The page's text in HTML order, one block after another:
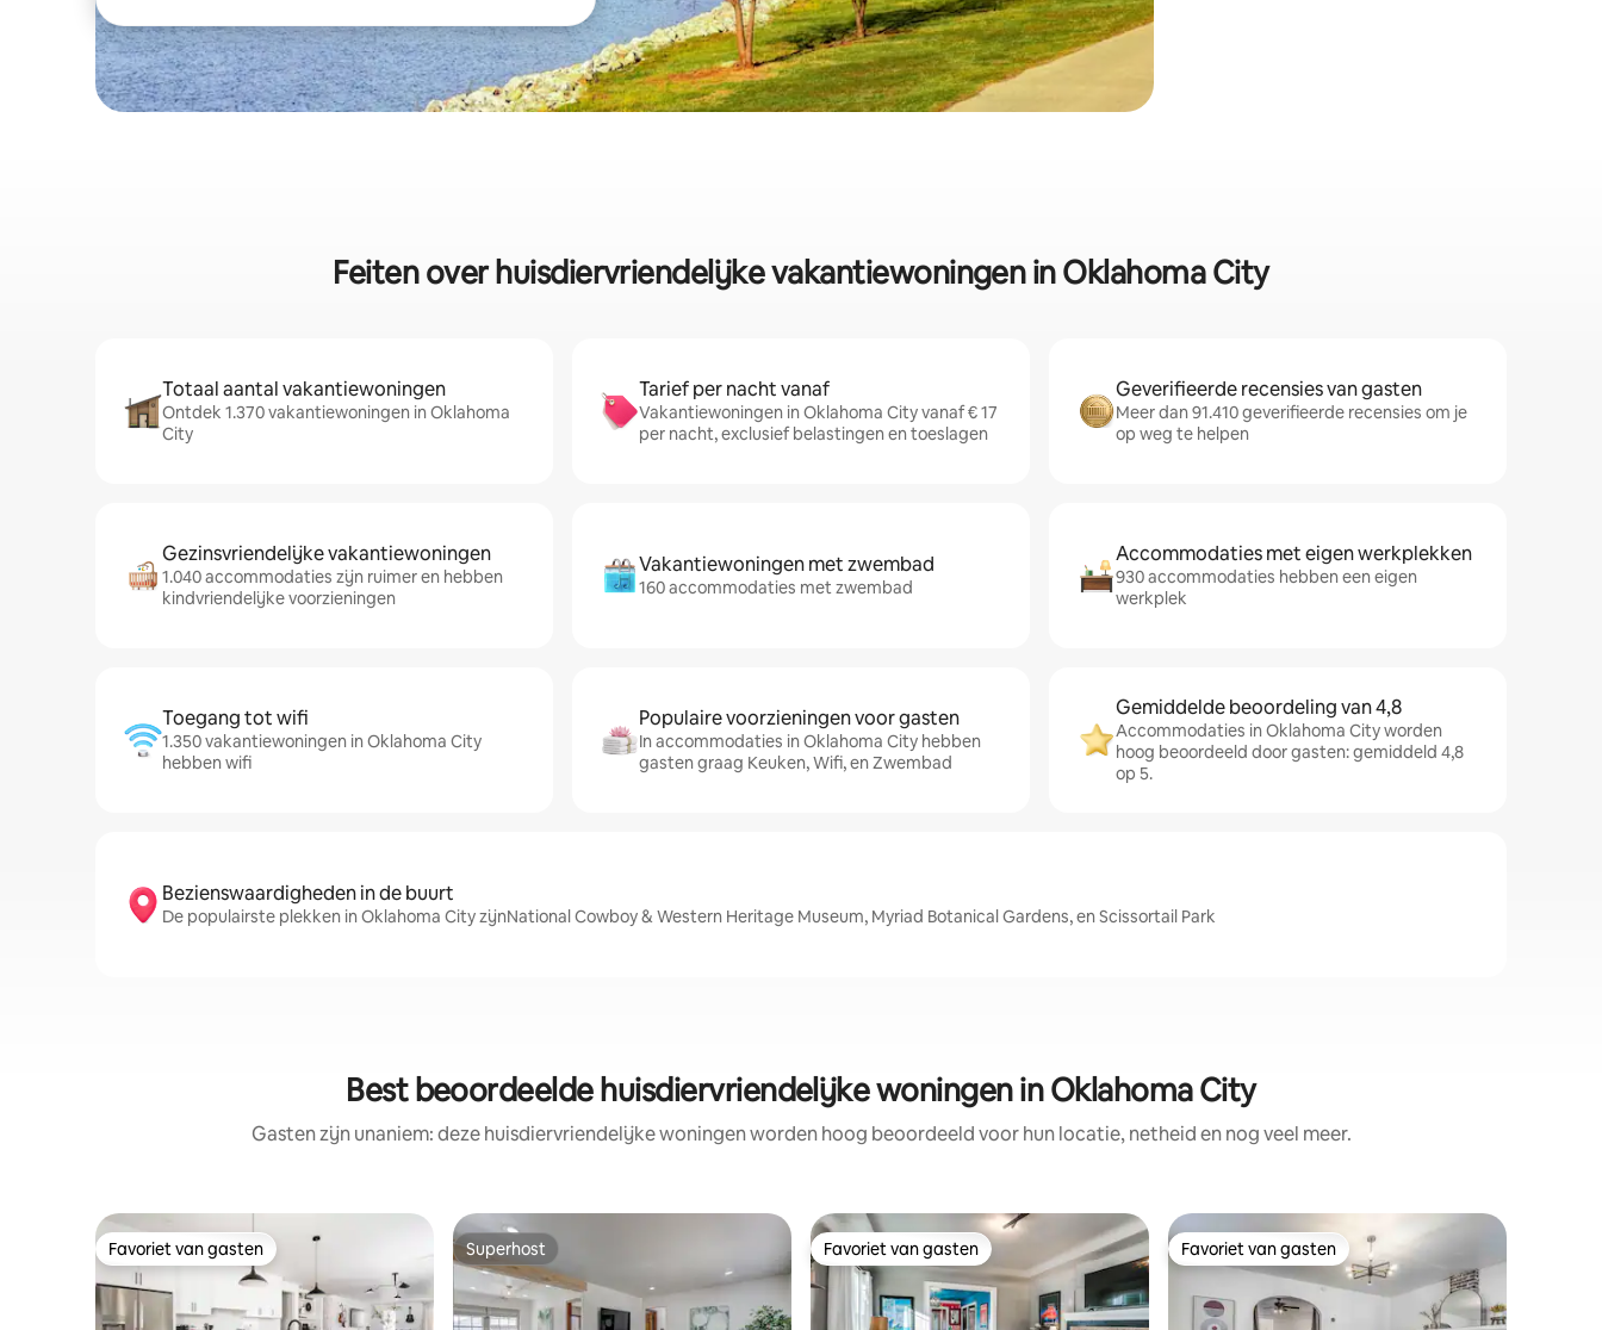
Feiten over huisdiervriendelijke vakantiewoningen in Oklahoma City
Totaal aantal vakantiewoningen
Ontdek 1.370 vakantiewoningen in Oklahoma
City
Tarief per nacht vanaf
Vakantiewoningen in Oklahoma City vanaf € 17
per nacht, exclusief belastingen en toeslagen
Geverifieerde recensies van gasten
Meer dan 91.410 geverifieerde recensies om je
op weg te helpen
Gezinsvriendelijke vakantiewoningen
1.040 accommodaties zijn ruimer en hebben
kindvriendelijke voorzieningen
Vakantiewoningen met zwembad
160 accommodaties met zwembad
Accommodaties met eigen werkplekken
930 accommodaties hebben een eigen
werkplek
Toegang tot wifi
1.350 vakantiewoningen in Oklahoma City
hebben wifi
Populaire voorzieningen voor gasten
In accommodaties in Oklahoma City hebben
gasten graag Keuken, Wifi, en Zwembad
Gemiddelde beoordeling van 4,8
Accommodaties in Oklahoma City worden
hoog beoordeeld door gasten: gemiddeld 4,8
op 5.
Bezienswaardigheden in de buurt
De populairste plekken in Oklahoma City zijnNational Cowboy & Western Heritage Museum, Myriad Botanical Gardens, en Scissortail Park
Best beoordeelde huisdiervriendelijke woningen in Oklahoma City
Gasten zijn unaniem: deze huisdiervriendelijke woningen worden hoog beoordeeld voor hun locatie, netheid en nog veel meer.
Favoriet van gasten
Favoriet van gasten Superhost
Superhost Favoriet van gasten
Favoriet van gasten Favoriet van gasten
Favoriet van gasten